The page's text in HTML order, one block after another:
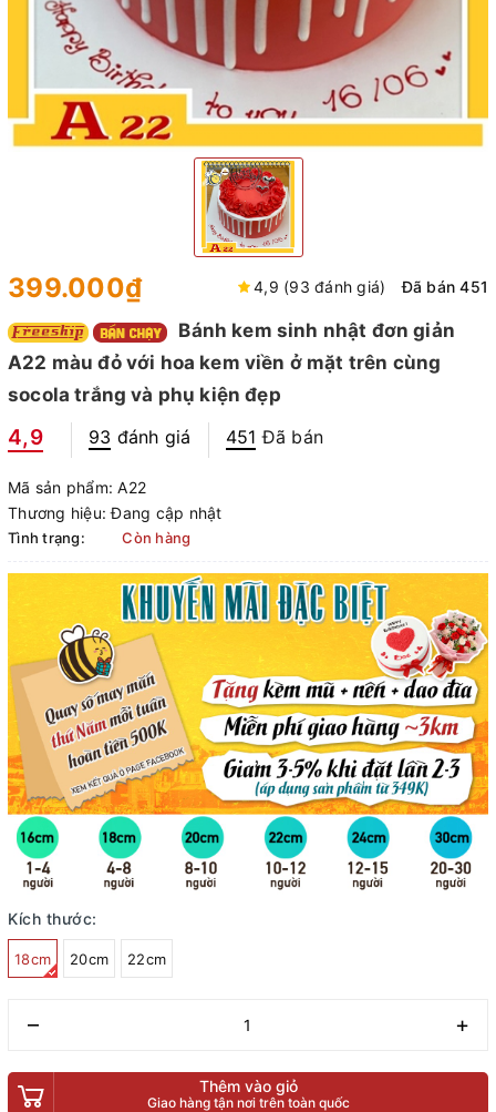
399.000₫ 4,9 (93 đánh giá) Đã bán 451
Bánh kem sinh nhật đơn giản
A22 màu đỏ với hoa kem viền ở mặt trên cùng
socola trắng và phụ kiện đẹp
4,9 93 đánh giá 451 Đã bán
Mã sản phẩm: A22
Thương hiệu: Đang cập nhật
Tình trạng: Còn hàng
Kích thước:
18cm 20cm 22cm
– +
Thêm vào giỏ
Giao hàng tận nơi trên toàn quốc